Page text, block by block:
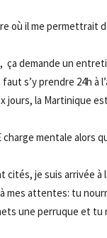
où il me
ça demande un
s’y prendre 24h
jours, la Martinique
charge mentale
je suis arrivée à
mes attentes: tu
une perruque et tu